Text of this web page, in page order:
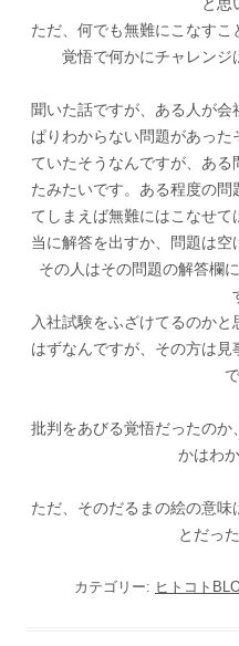
ただ、何でも無難にこなす
覚悟で何かにチャレンジ
聞いた話ですが、ある人が
ぱりわからない問題があっ
ていたそうなんですが、あ
たみたいです。ある程度の
てしまえば無難にはこなせ
当に解答を出すか、問題は空
その人はその問題の解答欄
入社試験をふざけてるのか
はずなんですが、その方は
批判をあびる覚悟だったの
かはわ
ただ、そのだるまの絵の意味
とだっ
カテゴリー: ヒトコト